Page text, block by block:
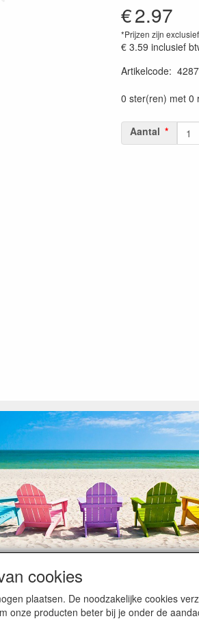
€2.97
*Prijzen zijn
€ 3.59 inclusief
Artikelcode:
0 ster(ren) met 0
Aantal
momenten van feest en rust, ook de
vertraging oplopen. Wanneer die
cookies
plaatsen. De noodzakelijke cookies
onze producten beter bij je onder de